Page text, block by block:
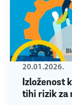
Izloženost
tihi rizik za
20.01.2026.